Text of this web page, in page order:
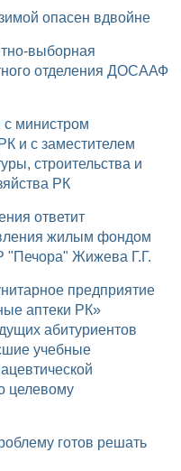
опасен вдвойне
отделения ДОСААФ
и с заместителем
строительства и
РК
жилым фондом
"Печора" Жижева Г.Г.
аптеки РК»
абитуриентов
учебные
целевому